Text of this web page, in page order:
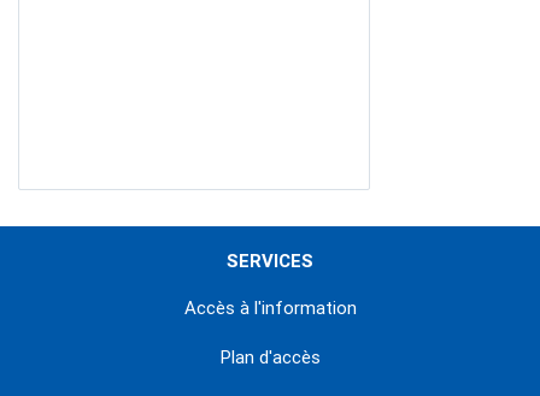
SERVICES
Accès à l'information
Plan d'accès